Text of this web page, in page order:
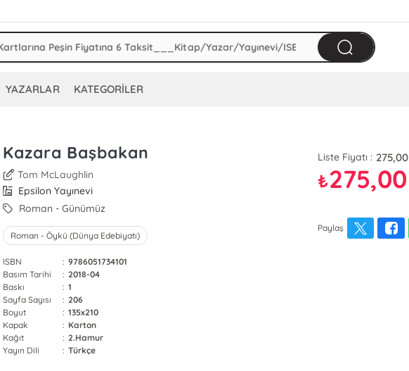
YAZARLAR KATEGORİLER
Kazara Başbakan
Tom McLaughlin
Epsilon Yayınevi
Roman - Günümüz
Roman - Öykü (Dünya Edebiyatı)
ISBN : 9786051734101
Basım Tarihi
: 2018-04
Baskı
: 1
Sayfa Sayısı
: 206
Boyut
: 135x210
Kapak
: Karton
Kağıt
: 2.Hamur
Yayın Dili
: Türkçe
Liste Fiyatı : 275,00
₺275,00
Paylaş